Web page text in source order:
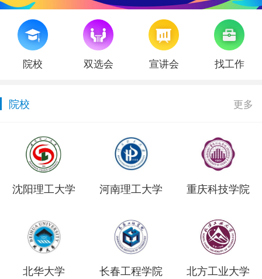
院校 双选会 宣讲会 找工作
院校 更多
沈阳理工大学 河南理工大学 重庆科技学院
北华大学 长春工程学院 北方工业大学